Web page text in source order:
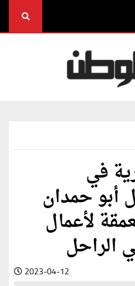
في
حمدان
لأعمال
الراحل
2023-04-12